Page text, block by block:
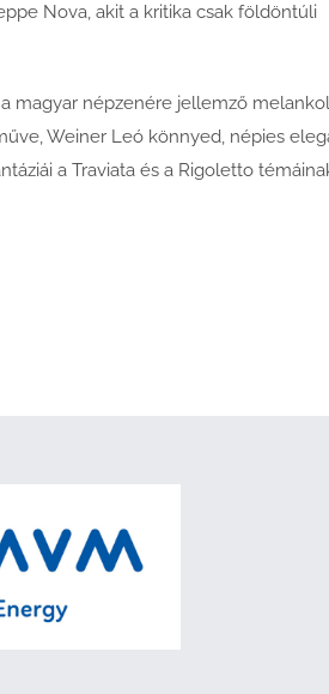
Nova, akit a kritika csak földöntúli
magyar népzenére jellemző
Weiner Leó könnyed, népies
a Traviata és a Rigoletto